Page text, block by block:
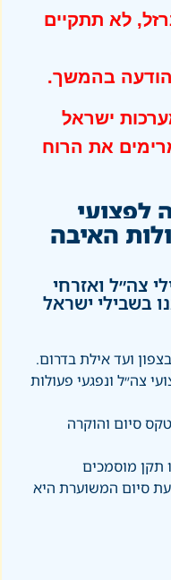
לא תתקיים
הודעה בהמשך.
ישראל
את הרוח
לפצועי
האיבה
צה״ל ואזרחי
בשבילי ישראל
ועד אילת בדרום.
צה״ל ונפגעי פעולות
סיום והוקרה
תקן מוסמכים
הצעידה 09:00 ושעת סיום המשוערת היא